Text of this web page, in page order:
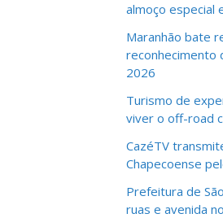
almoço especial
Maranhão bate
reconhecimento
2026
Turismo de
viver o off-road
CazéTV
Chapecoense
Prefeitura de
ruas e avenida